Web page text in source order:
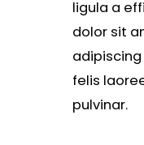
ligula a
dolor sit
felis
pulvinar.